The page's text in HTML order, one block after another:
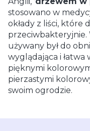
stosowano w
okłady z liści, które
przeciwbakteryjnie.
używany był do
wyglądająca i
pięknymi
pierzastymi
swoim ogrodzie.